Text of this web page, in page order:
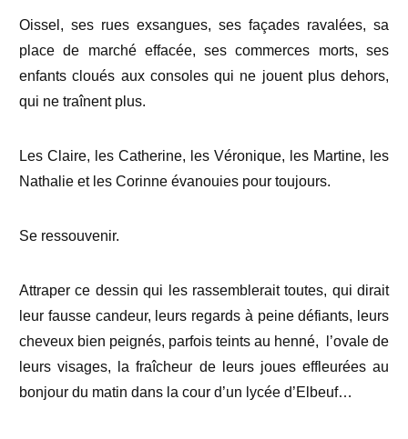
Oissel, ses rues exsangues, ses façades ravalées, sa
place de marché effacée, ses commerces morts, ses
enfants cloués aux consoles qui ne jouent plus dehors,
qui ne traînent plus.
Les Claire, les Catherine, les Véronique, les Martine, les
Nathalie et les Corinne évanouies pour toujours.
Se ressouvenir.
Attraper ce dessin qui les rassemblerait toutes, qui dirait
leur fausse candeur, leurs regards à peine défiants, leurs
cheveux bien peignés, parfois teints au henné,
l’ovale de
leurs visages, la fraîcheur de leurs joues effleurées au
bonjour du matin dans la cour d’un lycée d’Elbeuf…